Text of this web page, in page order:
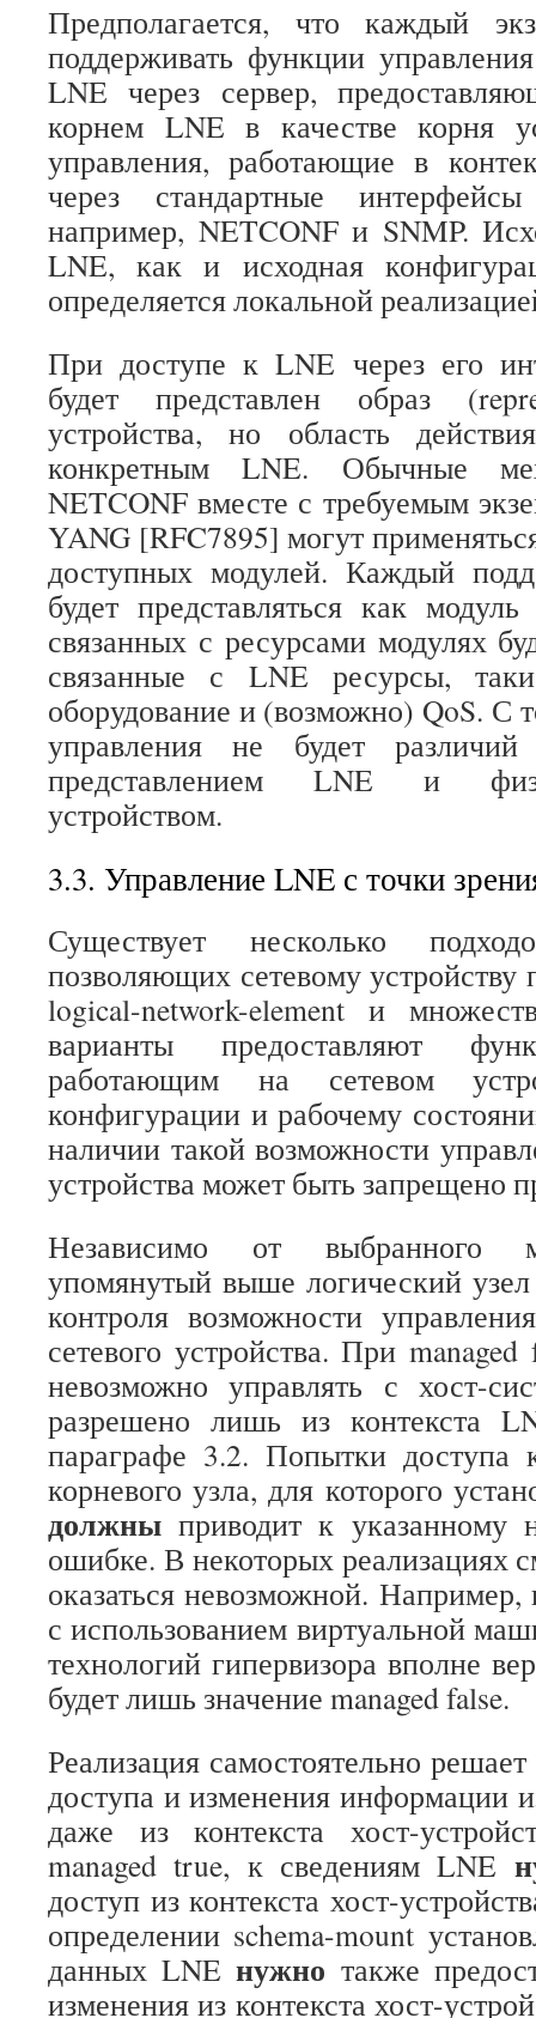
Предполагается, что каждый
поддерживать функции
LNE через сервер,
корнем LNE в качестве корня
управления, работающие в
через стандартные
например, NETCONF и SNMP.
LNE, как и исходная
определяется локальной
При доступе к LNE через его
будет представлен образ
устройства, но область
конкретным LNE. Обычные
NETCONF вместе с требуемым
YANG [RFC7895] могут
доступных модулей. Каждый
будет представляться как
связанных с ресурсами модулях
связанные с LNE ресурсы,
оборудование и (возможно) QoS. С
управления не будет
представлением LNE и
устройством.
3.3. Управление LNE с точки
Существует несколько
позволяющих сетевому устройству
logical-network-element и
варианты предоставляют
работающим на сетевом
конфигурации и рабочему
наличии такой возможности
устройства может быть запрещено
Независимо от выбранного
упомянутый выше логический
контроля возможности
сетевого устройства. При
невозможно управлять с хост-
разрешено лишь из контекста
параграфе 3.2. Попытки
корневого узла, для которого
должны приводит к
ошибке. В некоторых реализациях
оказаться невозможной.
с использованием виртуальной
технологий гипервизора вполне
будет лишь значение managed false.
Реализация самостоятельно
доступа и изменения информации
даже из контекста хост-
managed true, к сведениям LNE
доступ из контекста хост-
определении schema-mount
данных LNEнужно также
изменения из контекста хост-